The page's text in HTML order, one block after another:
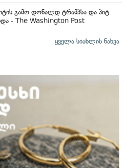
გამო დონალდ ტრამპსა და პიტ
- The Washington Post
ყველა სიახლის ნახვა